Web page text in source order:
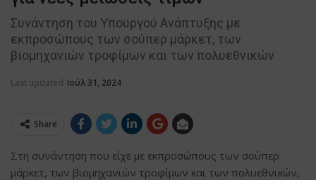
Συνάντηση του Υπουργού Ανάπτυξης με
εκπροσώπους των σούπερ μάρκετ, των
βιομηχανιών τροφίμων και των πολυεθνικών
Last updated Ιούλ 31, 2024
Share
Στη συνάντηση που είχε με εκπροσώπους των σούπερ
μάρκετ, των βιομηχανιών τροφίμων και των πολυεθνικών,